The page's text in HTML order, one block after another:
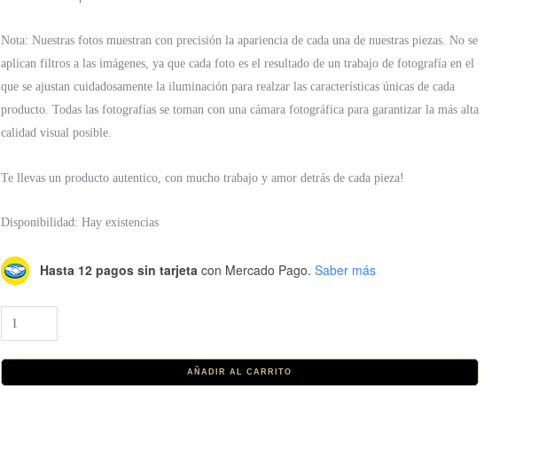
Nota: Nuestras fotos muestran con precisión la apariencia de cada una de nuestras piezas. No se
aplican filtros a las imágenes, ya que cada foto es el resultado de un trabajo de fotografía en el
que se ajustan cuidadosamente la iluminación para realzar las características únicas de cada
producto. Todas las fotografías se toman con una cámara fotográfica para garantizar la más alta
calidad visual posible.
Te llevas un producto autentico, con mucho trabajo y amor detrás de cada pieza!
Disponibilidad: Hay existencias
Hasta 12 pagos sin tarjeta con Mercado Pago. Saber más
Collar
Cercle
cantidad
AÑADIR AL CARRITO